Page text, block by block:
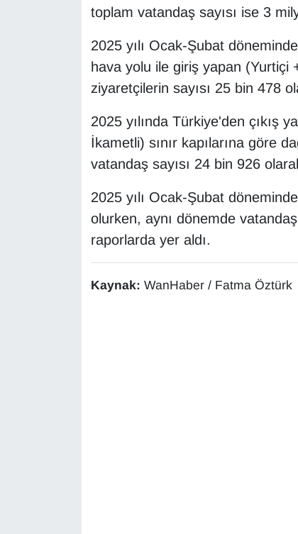
toplam vatandaş sayısı ise 3
2025 yılı Ocak-Şubat
hava yolu ile giriş yapan (Yurtiçi
ziyaretçilerin sayısı 25 bin 478
2025 yılında Türkiye'den çıkış
İkametli) sınır kapılarına göre
vatandaş sayısı 24 bin 926
2025 yılı Ocak-Şubat
olurken, aynı dönemde
raporlarda yer aldı.
Kaynak: WanHaber / Fatma Öztürk
Kamu Alımları
Kim Kimdir?
Kültür & Sanat
MAGAZİN
ONE EKONOMİ